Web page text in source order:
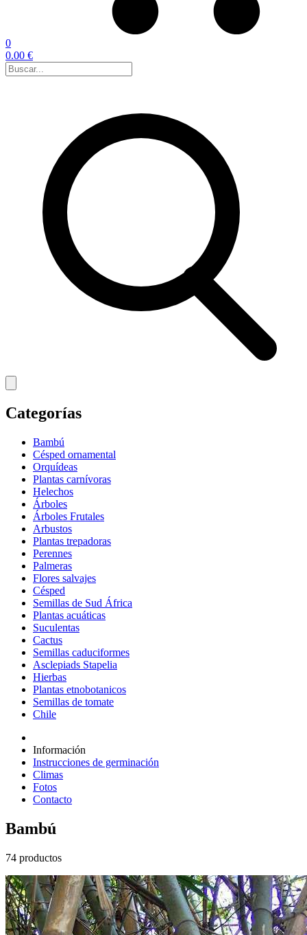
0
0.00 €
Categorías
Bambú
Césped ornamental
Orquídeas
Plantas carnívoras
Helechos
Árboles
Árboles Frutales
Arbustos
Plantas trepadoras
Perennes
Palmeras
Flores salvajes
Césped
Semillas de Sud África
Plantas acuáticas
Suculentas
Cactus
Semillas caduciformes
Asclepiads Stapelia
Hierbas
Plantas etnobotanicos
Semillas de tomate
Chile
Información
Instrucciones de germinación
Climas
Fotos
Contacto
Bambú
74 productos